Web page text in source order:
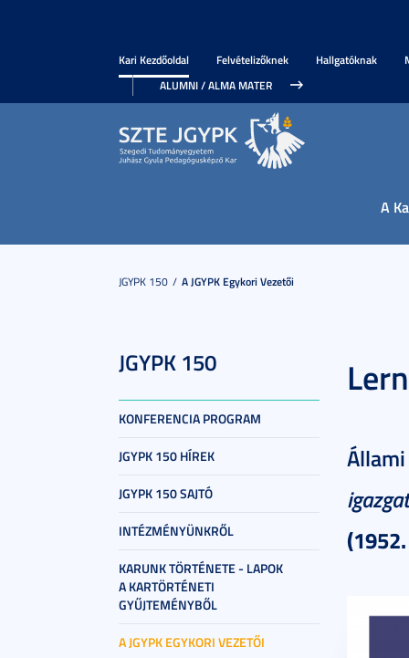
Kari Kezdőoldal Felvételizőknek Hallgatóknak
ALUMNI / ALMA MATER
A
JGYPK 150 A JGYPK Egykori Vezetői
JGYPK 150
KONFERENCIA PROGRAM
JGYPK 150 HÍREK
JGYPK 150 SAJTÓ
INTÉZMÉNYÜNKRŐL
KARUNK TÖRTÉNETE - LAPOK
A KARTÖRTÉNETI
GYŰJTEMÉNYBŐL
A JGYPK EGYKORI VEZETŐI